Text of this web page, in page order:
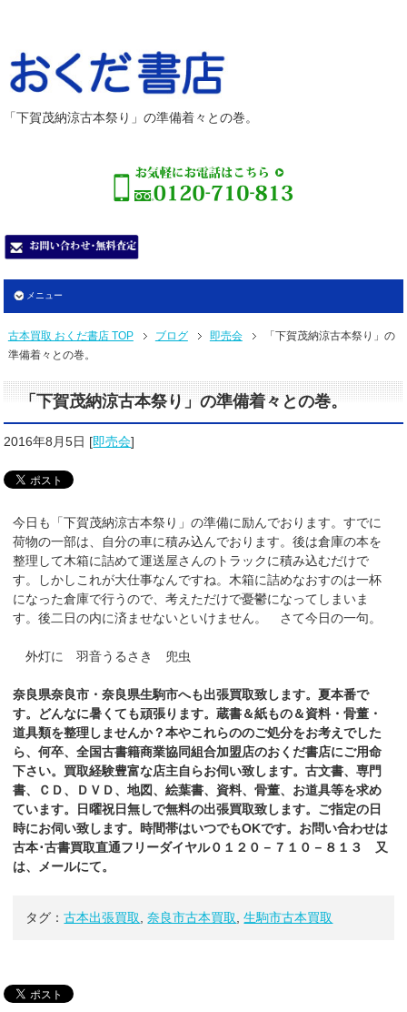
「下賀茂納涼古本祭り」の準備着々との巻。
メニュー
古本買取 おくだ書店 TOP ブログ 即売会
「下賀茂納涼古本祭り」の
準備着々との巻。
「下賀茂納涼古本祭り」の準備着々との巻。
2016年8月5日 [即売会]
今日も「下賀茂納涼古本祭り」の準備に励んでおります。すでに
荷物の一部は、自分の車に積み込んでおります。後は倉庫の本を
整理して木箱に詰めて運送屋さんのトラックに積み込むだけで
す。しかしこれが大仕事なんですね。木箱に詰めなおすのは一杯
になった倉庫で行うので、考えただけで憂鬱になってしまいま
す。後二日の内に済ませないといけません。 さて今日の一句。
外灯に 羽音うるさき 兜虫
奈良県奈良市・奈良県生駒市へも出張買取致します。夏本番で
す。どんなに暑くても頑張ります。蔵書＆紙もの＆資料・骨董・
道具類を整理しませんか？本やこれらののご処分をお考えでした
ら、何卒、全国古書籍商業協同組合加盟店のおくだ書店にご用命
下さい。買取経験豊富な店主自らお伺い致します。古文書、専門
書、ＣＤ、ＤＶＤ、地図、絵葉書、資料、骨董、お道具等を求め
ています。日曜祝日無しで無料の出張買取致します。ご指定の日
時にお伺い致します。時間帯はいつでもOKです。お問い合わせは
古本･古書買取直通フリーダイヤル０１２０－７１０－８１３ 又
は、メールにて。
タグ：古本出張買取 ,奈良市古本買取 ,生駒市古本買取